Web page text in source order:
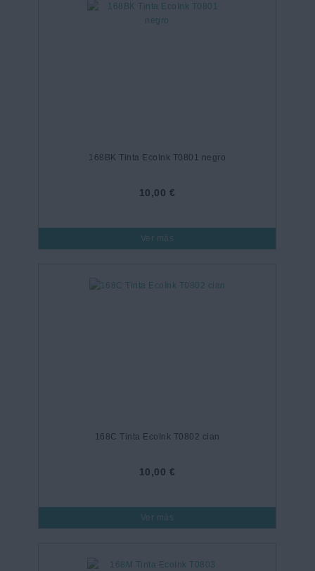
168BK Tinta EcoInk T0801 negro
10,00 €
Ver más
168C Tinta EcoInk T0802 cian
10,00 €
Ver más